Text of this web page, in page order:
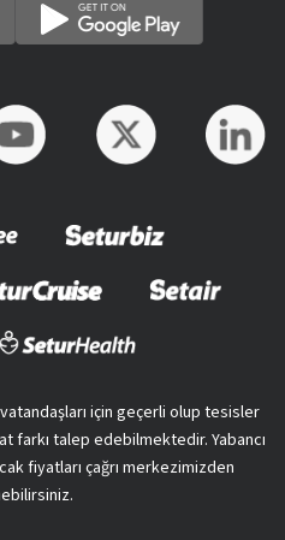
için geçerli olup tesisler
farkı talep edebilmektedir. Yabancı
fiyatları çağrı merkezimizden